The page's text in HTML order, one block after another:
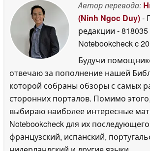
Автор перевода:
(Ninh Ngoc Duy)-
редакции -
Notebookcheckc
Будучи
отвечаю за пополнение нашей
которой собраны обзоры с самых
сторонних порталов. Помимо
выбираю наиболее интересные
Notebookcheck для их
французский, испанский,